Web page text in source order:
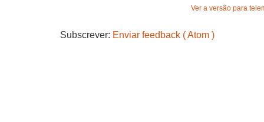
Ver a versão para
Subscrever: Enviar feedback ( Atom )